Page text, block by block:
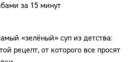
за 15 минут
«зелёный» суп из детства:
рецепт, от которого все просят